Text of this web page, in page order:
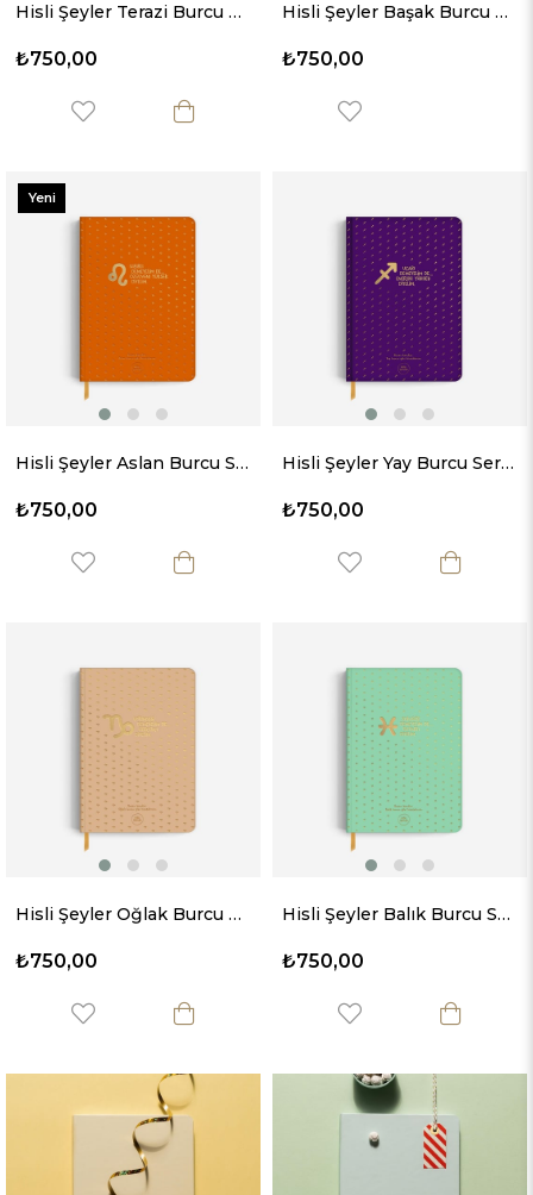
Hisli Şeyler Terazi Burcu Sert Kapaklı Defter
₺750,00
Hisli Şeyler Başak Burcu Sert Kapaklı Defter
₺750,00
Hisli Şeyler Aslan Burcu Sert Kapaklı Defter
₺750,00
Yeni
Hisli Şeyler Yay Burcu Sert Kapaklı Defter
₺750,00
Hisli Şeyler Oğlak Burcu Sert Kapaklı Defter
₺750,00
Hisli Şeyler Balık Burcu Sert Kapaklı Defter
₺750,00